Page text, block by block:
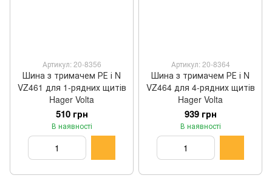
Артикул: 20-8356
Шина з тримачем РЕ і N
VZ461 для 1-рядних щитів
Hager Volta
510 грн
В наявності
Артикул: 20-8364
Шина з тримачем РЕ і N
VZ464 для 4-рядних щитів
Hager Volta
939 грн
В наявності